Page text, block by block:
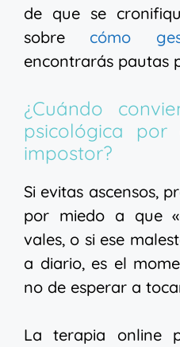
de que se
sobre cómo
encontrarás pautas
¿Cuándo
psicológica
impostor?
Si evitas ascensos,
por miedo a que
vales, o si ese
a diario, es el
no de esperar a
La terapia online